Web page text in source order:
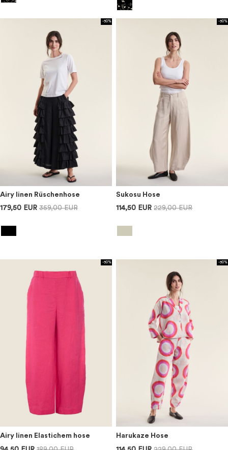
-50%
Airy linen Rüschenhose
179,50 EUR 359,00 EUR
-50%
Sukosu Hose
114,50 EUR 229,00 EUR
-50%
Airy linen Elastichem hose
-50%
Harukaze Hose